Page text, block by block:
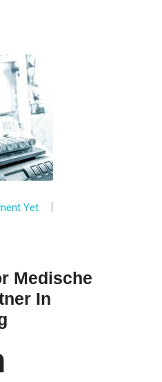
Yet
Medische
In